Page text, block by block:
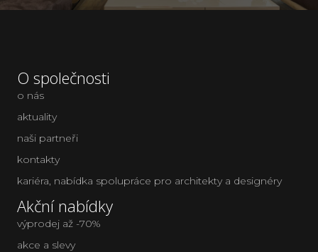
O společnosti
o nás
aktuality
naši partneři
kontakty
kariéra, nabídka spolupráce pro architekty a designéry
Akční nabídky
výprodej až -70%
akce a slevy